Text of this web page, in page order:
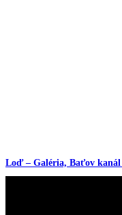
Loď – Galéria, Baťov